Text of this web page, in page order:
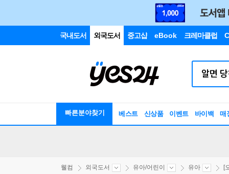
국내도서 외국도서 중고샵 eBook 크레마클럽
빠른분야찾기 베스트 신상품 이벤트 바이백 매
웰컴 외국도서 유아/어린이 유아 [